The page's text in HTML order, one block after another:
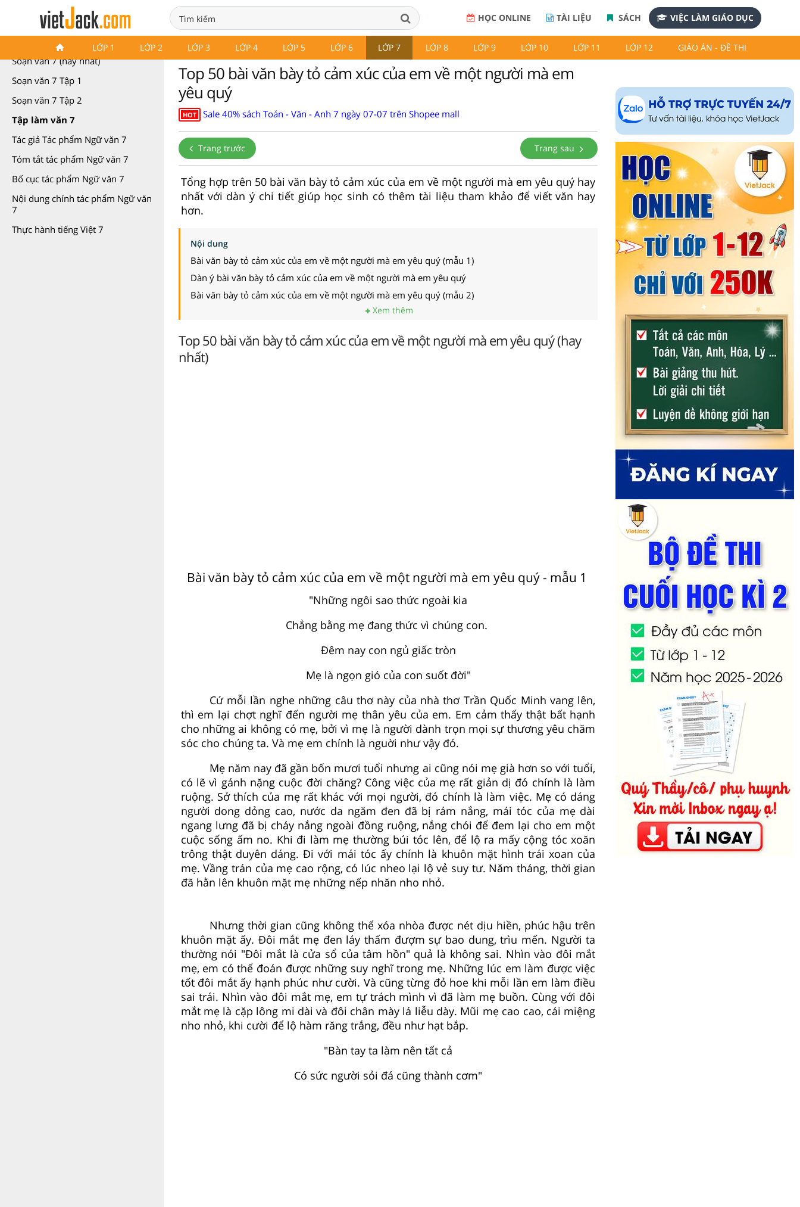
HỌC ONLINE TÀI LIỆU SÁCH VIỆC LÀM GIÁO DỤC
LỚP 1 LỚP 2 LỚP 3 LỚP 4 LỚP 5 LỚP 6 LỚP 7 LỚP 8 LỚP 9 LỚP 10 LỚP 11 LỚP 12 GIÁO ÁN - ĐỀ THI
Ngữ văn 7 Chân trời sáng tạo
Soạn văn 7 (hay nhất)
Soạn văn 7 Tập 1
Soạn văn 7 Tập 2
Tập làm văn 7
Tác giả Tác phẩm Ngữ văn 7
Tóm tắt tác phẩm Ngữ văn 7
Bố cục tác phẩm Ngữ văn 7
Nội dung chính tác phẩm Ngữ văn
7
Thực hành tiếng Việt 7
Top 50 bài văn bày tỏ cảm xúc của em về một người mà em
yêu quý
HOT Sale 40% sách Toán - Văn - Anh 7 ngày 07-07 trên Shopee mall
Trang trước Trang sau
Tổng hợp trên 50 bài văn bày tỏ cảm xúc của em về một người mà em yêu quý hay
nhất với dàn ý chi tiết giúp học sinh có thêm tài liệu tham khảo để viết văn hay
hơn.
Nội dung
Bài văn bày tỏ cảm xúc của em về một người mà em yêu quý (mẫu 1)
Dàn ý bài văn bày tỏ cảm xúc của em về một người mà em yêu quý
Bài văn bày tỏ cảm xúc của em về một người mà em yêu quý (mẫu 2)
Xem thêm
Top 50 bài văn bày tỏ cảm xúc của em về một người mà em yêu quý (hay
nhất)
Bài văn bày tỏ cảm xúc của em về một người mà em yêu quý - mẫu 1
"Những ngôi sao thức ngoài kia
Chẳng bằng mẹ đang thức vì chúng con.
Đêm nay con ngủ giấc tròn
Mẹ là ngọn gió của con suốt đời"
Cứ mỗi lần nghe những câu thơ này của nhà thơ Trần Quốc Minh vang lên,
thì em lại chợt nghĩ đến người mẹ thân yêu của em. Em cảm thấy thật bất hạnh
cho những ai không có mẹ, bởi vì mẹ là người dành trọn mọi sự thương yêu chăm
sóc cho chúng ta. Và mẹ em chính là nguời như vậy đó.
Mẹ năm nay đã gần bốn mươi tuổi nhưng ai cũng nói mẹ già hơn so với tuổi,
có lẽ vì gánh nặng cuộc đời chăng? Công việc của mẹ rất giản dị đó chính là làm
ruộng. Sở thích của mẹ rất khác với mọi người, đó chính là làm việc. Mẹ có dáng
người dong dỏng cao, nước da ngăm đen đã bị rám nắng, mái tóc của mẹ dài
ngang lưng đã bị cháy nắng ngoài đồng ruộng, nắng chói để đem lại cho em một
cuộc sống ấm no. Khi đi làm mẹ thường búi tóc lên, để lộ ra mấy cộng tóc xoăn
trông thật duyên dáng. Đi với mái tóc ấy chính là khuôn mặt hình trái xoan của
mẹ. Vầng trán của mẹ cao rộng, có lúc nheo lại lộ vẻ suy tư. Năm tháng, thời gian
đã hằn lên khuôn mặt mẹ những nếp nhăn nho nhỏ.
Nhưng thời gian cũng không thể xóa nhòa được nét dịu hiền, phúc hậu trên
khuôn mặt ấy. Đôi mắt mẹ đen láy thấm đượm sự bao dung, trìu mến. Người ta
thường nói "Đôi mắt là cửa sổ của tâm hồn" quả là không sai. Nhìn vào đôi mắt
mẹ, em có thể đoán được những suy nghĩ trong mẹ. Những lúc em làm được việc
tốt đôi mắt ấy hạnh phúc như cười. Và cũng từng đỏ hoe khi mỗi lần em làm điều
sai trái. Nhìn vào đôi mắt mẹ, em tự trách mình vì đã làm mẹ buồn. Cùng với đôi
mắt mẹ là cặp lông mi dài và đôi chân mày lá liễu dày. Mũi mẹ cao cao, cái miệng
nho nhỏ, khi cười để lộ hàm răng trắng, đều như hạt bắp.
"Bàn tay ta làm nên tất cả
Có sức người sỏi đá cũng thành cơm"